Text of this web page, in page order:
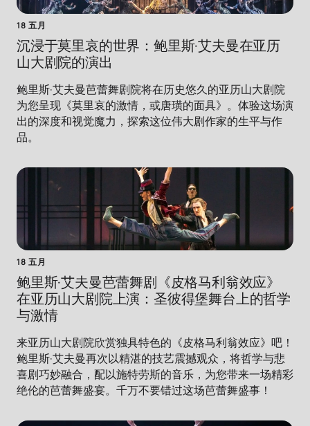
18 五月
沉浸于莫里哀的世界：鲍里斯·艾夫曼在亚历
山大剧院的演出
鲍里斯·艾夫曼芭蕾舞剧院将在历史悠久的亚历山大剧院
为您呈现《莫里哀的激情，或唐璜的面具》。体验这场演
出的深度和视觉魔力，探索这位伟大剧作家的生平与作
品。
18 五月
鲍里斯·艾夫曼芭蕾舞剧《皮格马利翁效应》
在亚历山大剧院上演：圣彼得堡舞台上的哲学
与激情
来亚历山大剧院欣赏独具特色的《皮格马利翁效应》吧！
鲍里斯·艾夫曼再次以精湛的技艺震撼观众，将哲学与悲
喜剧巧妙融合，配以施特劳斯的音乐，为您带来一场精彩
绝伦的芭蕾舞盛宴。千万不要错过这场芭蕾舞盛事！